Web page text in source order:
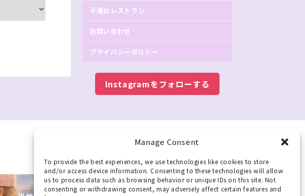
Manage Consent
To provide the best experiences, we use technologies like cookies to store
and/or access device information. Consenting to these technologies will allow
us to process data such as browsing behavior or unique IDs on this site. Not
consenting or withdrawing consent, may adversely affect certain features and
子連れレストラン
お問い合わせ
プライバシーポリシー
Instagramをフォローする